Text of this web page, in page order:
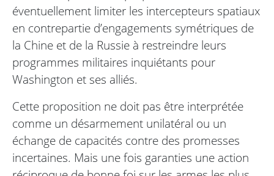
éventuellement limiter les intercepteurs spatiaux
en contrepartie d’engagements symétriques de
la Chine et de la Russie à restreindre leurs
programmes militaires inquiétants pour
Washington et ses alliés.
Cette proposition ne doit pas être interprétée
comme un désarmement unilatéral ou un
échange de capacités contre des promesses
incertaines. Mais une fois garanties une action